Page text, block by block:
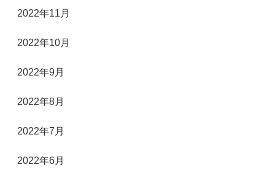
2022年11月
2022年10月
2022年9月
2022年8月
2022年7月
2022年6月